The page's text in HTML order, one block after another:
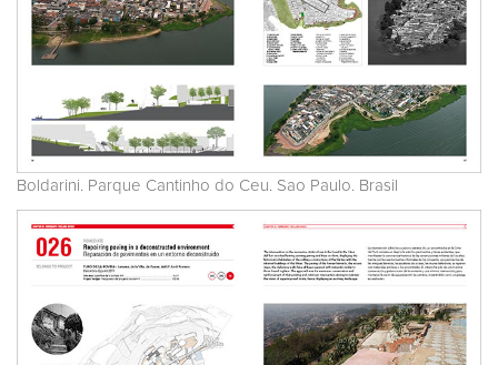
Boldarini. Parque Cantinho do Ceu. Sao Paulo. Brasil